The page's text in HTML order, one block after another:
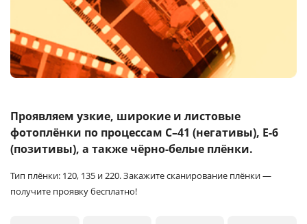
Услуги и сервис
Магазин
Проявляем узкие, широкие и листовые
фотоплёнки по процессам C–41 (негативы), E-6
(позитивы), а также чёрно-белые плёнки.
Тип плёнки: 120, 135 и 220.Закажите сканирование плёнки —
получите проявку бесплатно!